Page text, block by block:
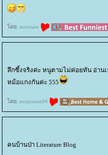
ดย: moresaw
ลึกซึ้งจริงค่ะ หนูตามไม่ค่อยทัน อ่าน
หม้อแกงกันค่ะ 555
ดย: mcayenne94
คนบ้านป่า Literature Blog